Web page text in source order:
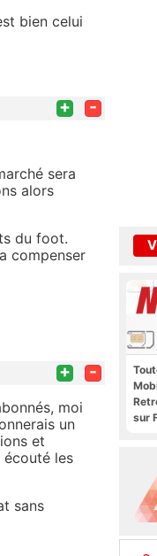
bien celui
+ -
sera
alors
du foot.
compenser
+ -
moi
un
et
les
sans
sur